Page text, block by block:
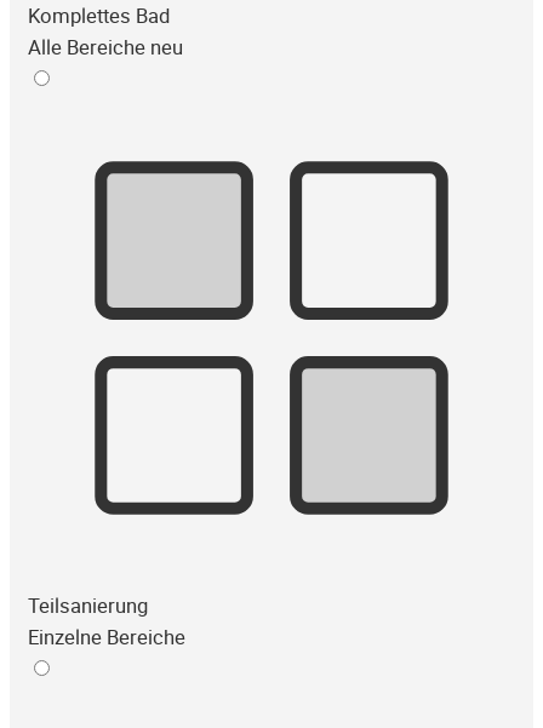
Komplettes Bad
Alle Bereiche neu
Teilsanierung
Einzelne Bereiche